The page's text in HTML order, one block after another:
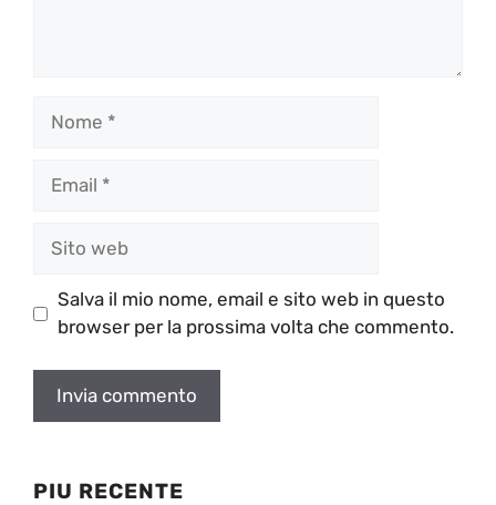
Salva il mio nome, email e sito web in questo
browser per la prossima volta che commento.
PIU RECENTE